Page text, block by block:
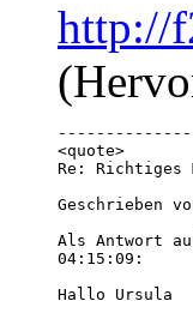
http://
<quote>
Re: Richtiges
Geschrieben
Als Antwort
04:15:09:
Hallo Ursula